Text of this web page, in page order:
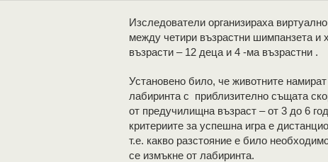
Изследователи организираха
между четири възрастни шимпанзета и
възрасти – 12 деца и 4 -ма възрастни .
Установено било, че животните
лабиринта с приблизително същата
от предучилищна възраст – от 3 до 6
критериите за успешна игра е
т.е. какво разстояние е било
се измъкне от лабиринта.